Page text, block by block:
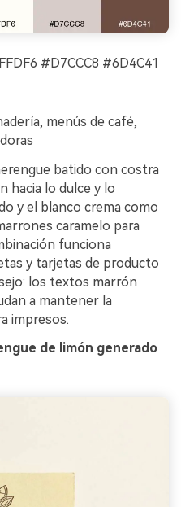
#D7CCC8 #6D4C41
menús de café,
batido con costra
hacia lo dulce y lo
y el blanco crema como
caramelo para
funciona
y tarjetas de producto
los textos marrón
a mantener la
impresos.
de limón generado